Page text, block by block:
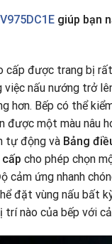
giúp bạn
cấp được trang bị
việc nấu nướng trở
hơn. Bếp có thể
được một màu nâu
tự động và Bảng
cho phép chọn
cảm ứng nhanh
đặt vùng nấu bất
trí nào của bếp với